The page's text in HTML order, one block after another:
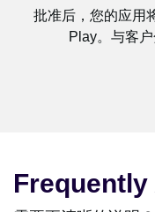
批准后，您的应用
Play。与客